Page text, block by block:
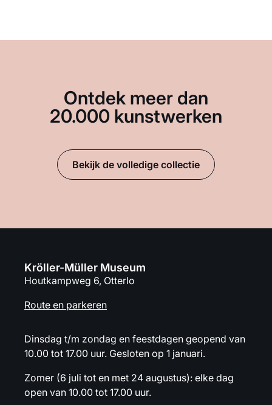
Ontdek meer dan
20.000 kunstwerken
Bekijk de volledige collectie
Kröller-Müller Museum
Houtkampweg 6, Otterlo
Route en parkeren
Dinsdag t/m zondag en feestdagen geopend van
10.00 tot 17.00 uur. Gesloten op 1 januari.
Zomer (6 juli tot en met 24 augustus): elke dag
open van 10.00 tot 17.00 uur.